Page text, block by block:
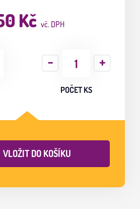
Kč vč. DPH
POČET KS
VLOŽIT DO KOŠÍKU